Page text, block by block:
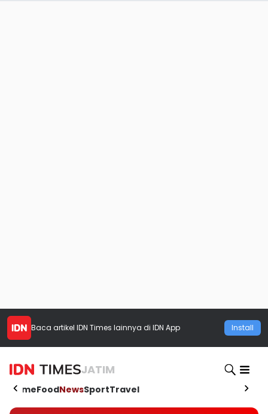
Baca artikel IDN Times lainnya di IDN App Install
JATIM
HomeFoodNewsSportTravel